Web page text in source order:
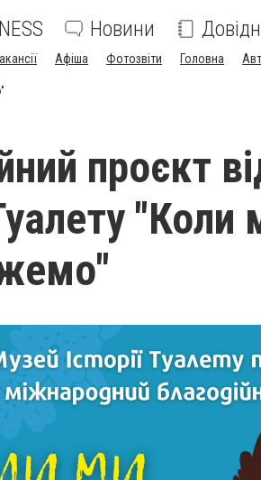
Новини
Афіша Фотозвіти Головна
проєкт
"Коли